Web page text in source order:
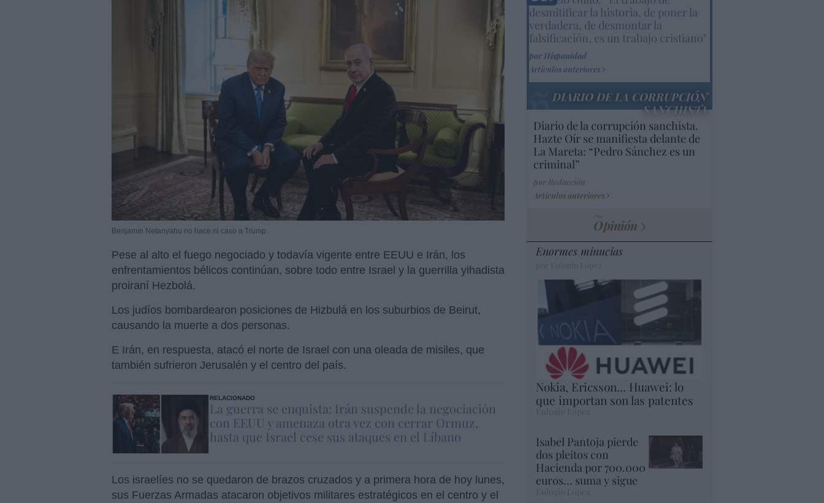
Benjamín Netanyahu no hace ni caso a Trump
Pese al alto el fuego negociado y todavía vigente entre EEUU e Irán, los
enfrentamientos bélicos continúan, sobre todo entre Israel y la guerrilla yihadista
proiraní Hezbolá.
Los judíos bombardearon posiciones de Hizbulá en los suburbios de Beirut,
causando la muerte a dos personas.
E Irán, en respuesta, atacó el norte de Israel con una oleada de misiles, que
también sufrieron Jerusalén y el centro del país.
RELACIONADO
La guerra se enquista: Irán suspende la negociación
con EEUU y amenaza otra vez con cerrar Ormuz,
hasta que Israel cese sus ataques en el Líbano
Los israelíes no se quedaron de brazos cruzados y a primera hora de hoy lunes,
sus Fuerzas Armadas atacaron objetivos militares estratégicos en el centro y el
desmitificar la historia, de poner la
verdadera, de desmontar la
falsificación, es un trabajo cristiano"
por Hispanidad
Artículos anteriores
DIARIO DE LA CORRUPCIÓN
SANCHISTA
Diario de la corrupción sanchista.
Hazte Oír se manifiesta delante de
La Mareta: “Pedro Sánchez es un
criminal”
Artículos anteriores
Opinión
Enormes minucias
Nokia, Ericsson... Huawei: lo
que importan son las patentes
Eulogio López
Isabel Pantoja pierde
dos pleitos con
Hacienda por 700.000
euros... suma y sigue